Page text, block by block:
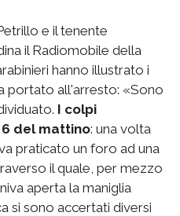
e il tenente
il Radiomobile della
hanno illustrato i
portato all'arresto: «Sono
I colpi
6 del mattino: una volta
praticato un foro ad una
il quale, per mezzo
aperta la maniglia
si sono accertati diversi